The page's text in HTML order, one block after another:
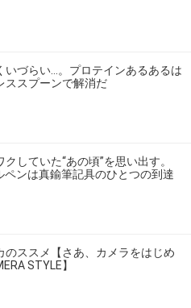
いづらい…。プロテインあるあるは
ススプーンで解消だ
していた“あの頃”を思い出す。
ペンは真鍮筆記具のひとつの到達
のススメ【さあ、カメラをはじめ
STYLE】